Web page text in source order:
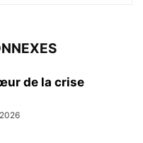
de la crise